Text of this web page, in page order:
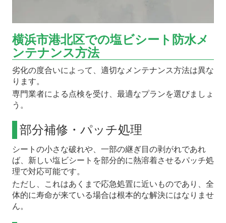
横浜市港北区での塩ビシート防水メ
ンテナンス方法
劣化の度合いによって、適切なメンテナンス方法は異な
ります。
専門業者による点検を受け、最適なプランを選びましょ
う。
部分補修・パッチ処理
シートの小さな破れや、一部の継ぎ目の剥がれであれ
ば、新しい塩ビシートを部分的に熱溶着させるパッチ処
理で対応可能です。
ただし、これはあくまで応急処置に近いものであり、全
体的に寿命が来ている場合は根本的な解決にはなりませ
ん。